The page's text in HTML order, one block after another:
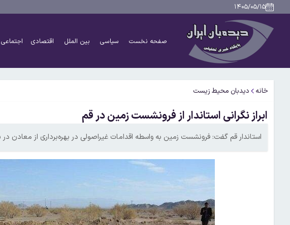
۱۴۰۵/۰۵/۱۵
صفحه نخست سیاسی بین الملل اقتصادی
خانه دیدبان محیط زیست
ابراز نگرانی استاندار از فرونشست زمین در قم
استاندار قم گفت: فرونشست زمین به واسطه اقدامات غیراصولی در بهره‌برداری از معادن